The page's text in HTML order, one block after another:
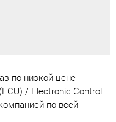
по низкой цене -
/ Electronic Control
по всей